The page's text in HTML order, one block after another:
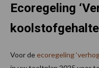
Ecoregeling
Voor deecoregeling